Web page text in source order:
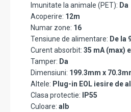
Imunitate la animale (PET): Da
Acoperire: 12m
Numar zone: 16
Tensiune de alimentare: De la
Curent absorbit: 35 mA (max)
Tamper: Da
Dimensiuni: 199.3mm x
Altele: Plug-in EOL iesire de
Clasa protectie:
IP55
Culoare: alb